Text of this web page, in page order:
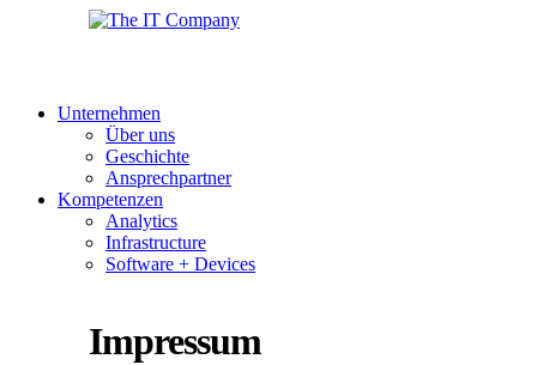
Unternehmen
Über uns
Geschichte
Ansprechpartner
Kompetenzen
Analytics
Infrastructure
Software + Devices
Impressum